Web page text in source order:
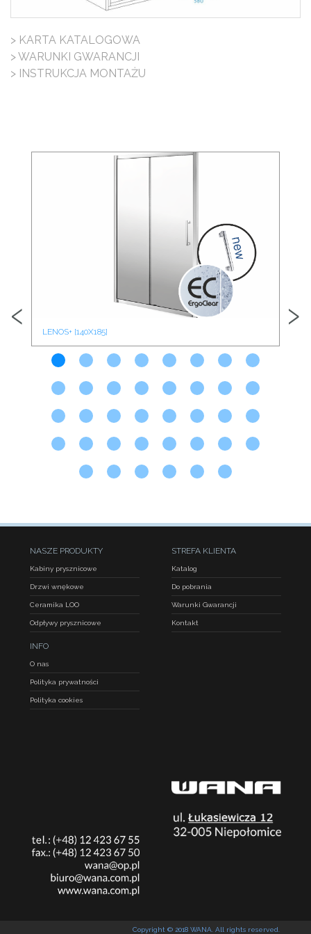
> KARTA KATALOGOWA
> WARUNKI GWARANCJI
> INSTRUKCJA MONTAŻU
LENOS+ [140X185]
‹ ›
NASZE PRODUKTY
Kabiny prysznicowe
Drzwi wnękowe
Ceramika LOO
Odpływy prysznicowe
STREFA KLIENTA
Katalog
Do pobrania
Warunki Gwarancji
Kontakt
INFO
O nas
Polityka prywatności
Polityka cookies
Copyright © 2018 WANA. All rights reserved.